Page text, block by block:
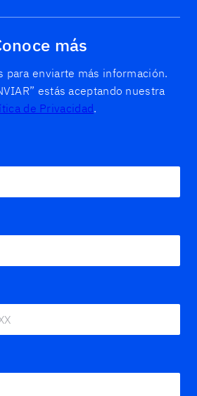
más
para enviarte más información.
estás aceptando nuestra
de Privacidad.